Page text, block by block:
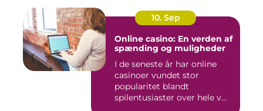
10. Sep
Online casino: En verden af
spænding og muligheder
I de seneste år har online
casinoer vundet stor
popularitet blandt
spilentusiaster over hele v...